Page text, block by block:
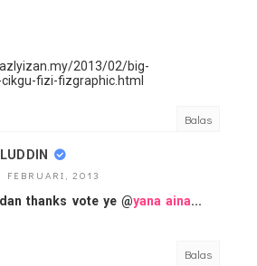
2013/02/big-
fizi-fizgraphic.html
Balas
FEBRUARI, 2013
thanks vote ye @yana aina...
Balas